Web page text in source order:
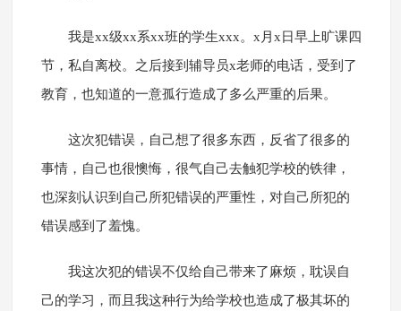
我是xx级xx系xx班的学生xxx。x月x日早上旷课四
节，私自离校。之后接到辅导员x老师的电话，受到了
教育，也知道的一意孤行造成了多么严重的后果。
这次犯错误，自己想了很多东西，反省了很多的
事情，自己也很懊悔，很气自己去触犯学校的铁律，
也深刻认识到自己所犯错误的严重性，对自己所犯的
错误感到了羞愧。
我这次犯的错误不仅给自己带来了麻烦，耽误自
己的学习，而且我这种行为给学校也造成了极其坏的